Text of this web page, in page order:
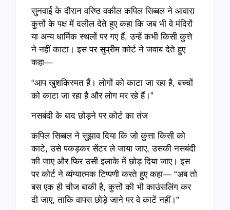
सुनवाई के दौरान वरिष्ठ वकील कपिल सिब्बल ने आवारा
कुत्तों के पक्ष में दलील देते हुए कहा कि जब भी वे मंदिरों
या अन्य धार्मिक स्थलों पर गए हैं, उन्हें कभी किसी कुत्ते
ने नहीं काटा। इस पर सुप्रीम कोर्ट ने जवाब देते हुए
कहा—
“आप खुशकिस्मत हैं। लोगों को काटा जा रहा है, बच्चों
को काटा जा रहा है और लोग मर रहे हैं।”
नसबंदी के बाद छोड़ने पर कोर्ट का तंज
कपिल सिब्बल ने सुझाव दिया कि जो कुत्ता किसी को
काटे, उसे पकड़कर सेंटर ले जाया जाए, उसकी नसबंदी
की जाए और फिर उसी इलाके में छोड़ दिया जाए। इस
पर कोर्ट ने व्यंग्यात्मक टिप्पणी करते हुए कहा— “अब तो
बस एक ही चीज बाकी है, कुत्तों की भी काउंसलिंग कर
दी जाए, ताकि वापस छोड़े जाने पर वे काटें नहीं।”